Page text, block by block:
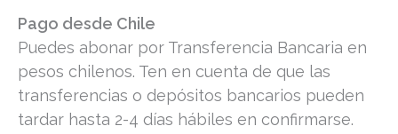
Pago desde Chile
Puedes abonar por Transferencia Bancaria en
pesos chilenos. Ten en cuenta de que las
transferencias o depósitos bancarios pueden
tardar hasta 2-4 días hábiles en confirmarse.